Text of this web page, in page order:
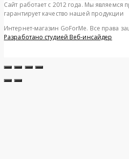
Сайт работает с 2012 года. Мы являемся
гарантирует качество нашей продукции
Интернет-магазин GoForMe. Все права
Разработано студией Веб-инсайдер